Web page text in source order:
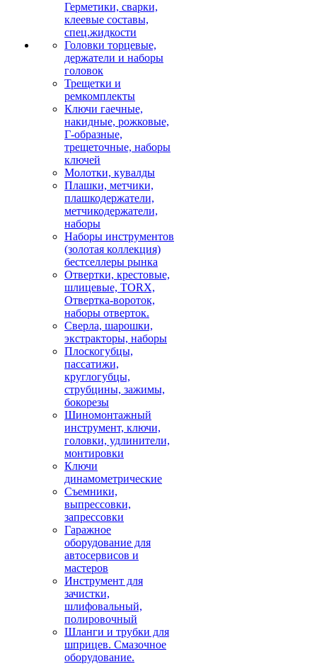
Герметики, сварки,
клеевые составы,
спец.жидкости
Головки торцевые,
держатели и наборы
головок
Трещетки и
ремкомплекты
Ключи гаечные,
накидные, рожковые,
Г-образные,
трещеточные, наборы
ключей
Молотки, кувалды
Плашки, метчики,
плашкодержатели,
метчикодержатели,
наборы
Наборы инструментов
(золотая коллекция)
бестселлеры рынка
Отвертки, крестовые,
шлицевые, TORX,
Отвертка-вороток,
наборы отверток.
Сверла, шарошки,
экстракторы, наборы
Плоскогубцы,
пассатижи,
круглогубцы,
струбцины, зажимы,
бокорезы
Шиномонтажный
инструмент, ключи,
головки, удлинители,
монтировки
Ключи
динамометрические
Съемники,
выпрессовки,
запрессовки
Гаражное
оборудование для
автосервисов и
мастеров
Инструмент для
зачистки,
шлифовальный,
полировочный
Шланги и трубки для
шприцев. Смазочное
оборудование.